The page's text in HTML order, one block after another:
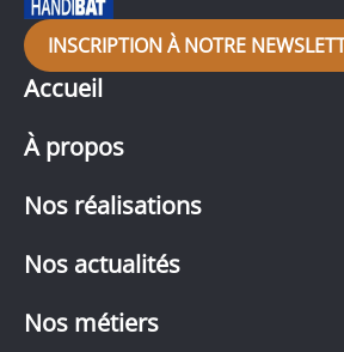
Accueil
À propos
Nos réalisations
Nos actualités
Nos métiers
INSCRIPTION À NOTRE